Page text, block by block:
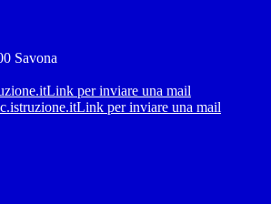
Savona
Link per inviare una mail
Link per inviare una mail